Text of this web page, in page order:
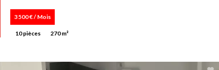
3 500 € / Mois
10 pièces 270 m²